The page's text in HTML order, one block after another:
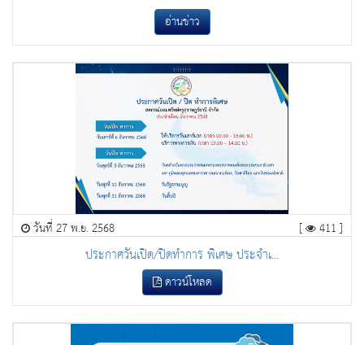
อ่านข่าว
วันที่ 27 พ.ย. 2568 [ 411 ]
ประกาศวันเปิด/ปิดทำการ พิเศษ ประจำเ...
ดาวน์โหลด